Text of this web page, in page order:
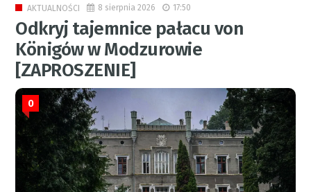
AKTUALNOŚCI 8 sierpnia 2026 17:50
Odkryj tajemnice pałacu von
Königów w Modzurowie
[ZAPROSZENIE]
0